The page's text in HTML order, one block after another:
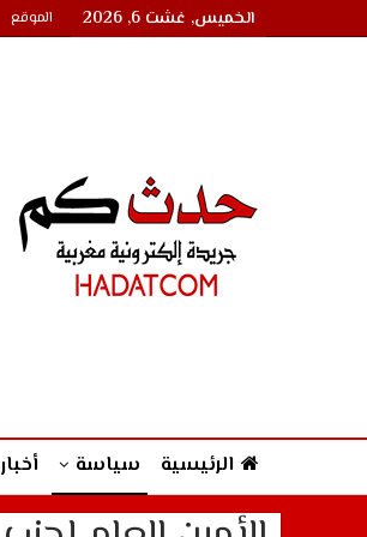
الخميس, غشت 6, 2026 الموقع
الرئيسية سياسة أخبار